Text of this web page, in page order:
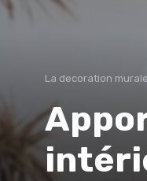
La decoration murale